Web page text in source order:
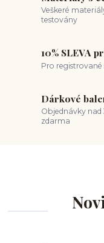
Veškeré
testovány
10% SLEVA
Pro registrované
Dárkové
Objednávky
zdarma